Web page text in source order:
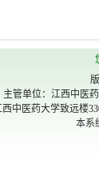
主管单位：江西中医
中医药大学致远楼
本系